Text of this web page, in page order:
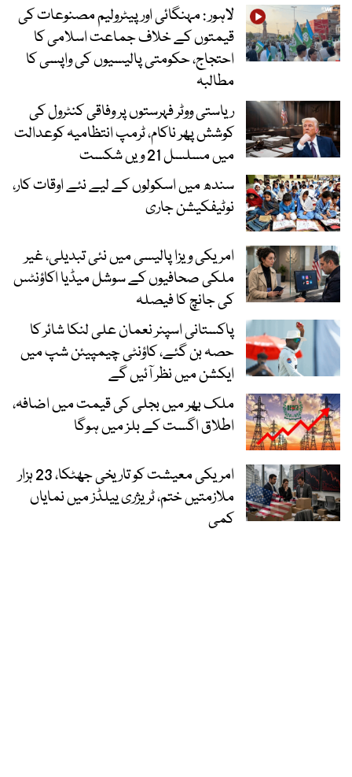
لاہور : مہنگائی اور پیٹرولیم مصنوعات کی
قیمتوں کے خلاف جماعت اسلامی کا
احتجاج، حکومتی پالیسیوں کی واپسی کا
مطالبہ
ریاستی ووٹر فہرستوں پر وفاقی کنٹرول کی
کوشش پھر ناکام، ٹرمپ انتظامیہ کوعدالت
میں مسلسل 21 ویں شکست
سندھ میں اسکولوں کے لیے نئے اوقات کار،
نوٹیفکیشن جاری
امریکی ویزا پالیسی میں نئی تبدیلی، غیر
ملکی صحافیوں کے سوشل میڈیا اکاؤنٹس
کی جانچ کا فیصلہ
پاکستانی اسپنر نعمان علی لنکا شائر کا
حصہ بن گئے، کاؤنٹی چیمپیئن شپ میں
ایکشن میں نظر آئیں گے
ملک بھر میں بجلی کی قیمت میں اضافہ،
اطلاق اگست کے بلز میں ہوگا
امریکی معیشت کو تاریخی جھٹکا، 23 ہزار
ملازمتیں ختم، ٹریژری ییلڈز میں نمایاں
کمی